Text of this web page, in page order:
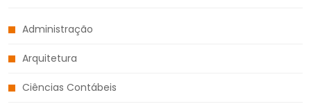
Administração
Arquitetura
Ciências Contábeis